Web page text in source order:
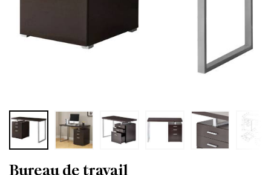
Bureau de travail